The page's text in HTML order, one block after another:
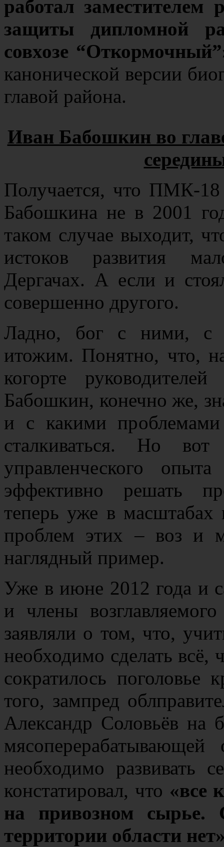
работал
защиты дипломной
совхозе
канонической версии
главой района.
Иван Бабошкин во
Получается, что ПМК-18
Бабошкина не в 2001
таком случае выходит,
истоков развития
Дергачах. А если и
совершенно другого.
Ладно, бог с ними, с
итожим. Понятно, что,
когорте
Бабошкин, конечно же,
и с какими проблемами
сталкиваться. Но
управленческого
эффективно решать
теперь уже в масштабах
проблем этих – воз и
наглядный пример.
Уже в июне 2012 года и
и члены
заявляли о том, что,
необходимо сделать всё,
сократилось поголовье
того, зампред
Александр Соловьёв на
мясоперерабатывающей
необходимо развивать
констатировал, что «все
на привозном сырье.
территории области